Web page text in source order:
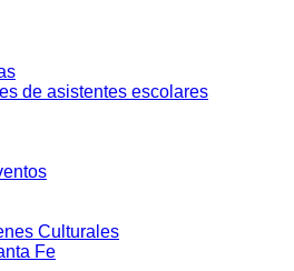
de asistentes escolares
Culturales
Fe